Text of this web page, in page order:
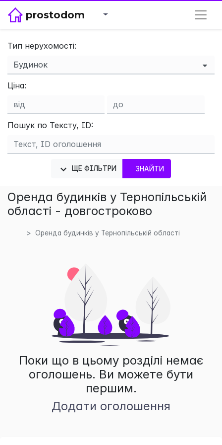
prostodom
Тип нерухомості:
Ціна:
Пошук по Тексту, ID:
ЩЕ ФІЛЬТРИ ЗНАЙТИ
Оренда будинків у Тернопільській
області - довгостроково
Оренда будинків у Тернопільській області
Поки що в цьому розділі немає
оголошень. Ви можете бути
першим.
Додати оголошення
×